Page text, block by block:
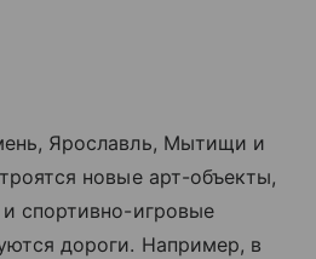
Ярославль, Мытищи и
новые арт-объекты,
спортивно-игровые
дороги. Например, в